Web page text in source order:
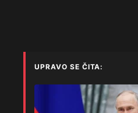
UPRAVO SE ČITA: